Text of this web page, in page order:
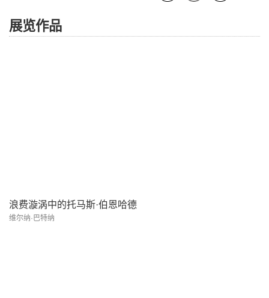
展览作品
浪费漩涡中的托马斯·伯恩哈德
维尔纳·巴特纳